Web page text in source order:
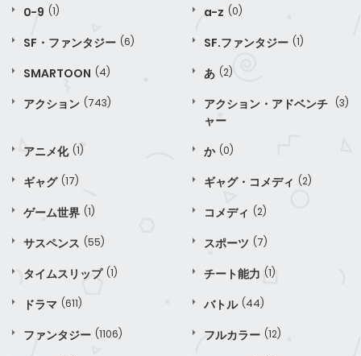
0-9 (1) a-z (0)
SF・ファンタジー (6) SF.ファンタジー (1)
SMARTOON (4) あ (2)
アクション (743)
アクション・アドベンチ
ャー
(3)
アニメ化 (1) か (0)
ギャグ (17) ギャグ・コメディ (2)
ゲーム世界 (1) コメディ (2)
サスペンス (55) スポーツ (7)
タイムスリップ (1) チート能力 (1)
ドラマ (611) バトル (44)
ファンタジー (1106) フルカラー (12)